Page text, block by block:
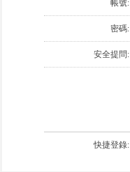
帳號:
密碼:
安全提問:
快捷登錄: